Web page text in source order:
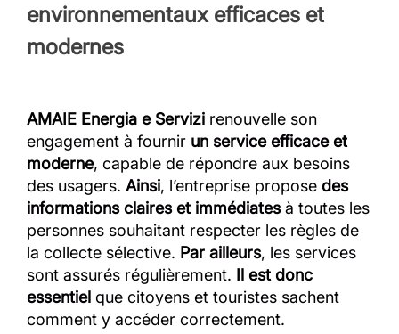
environnementaux efficaces et
modernes
AMAIE Energia e Servizi renouvelle son
engagement à fournir un service efficace et
moderne, capable de répondre aux besoins
des usagers. Ainsi, l’entreprise propose des
informations claires et immédiatesà toutes les
personnes souhaitant respecter les règles de
la collecte sélective. Par ailleurs, les services
sont assurés régulièrement. Il est donc
essentiel que citoyens et touristes sachent
comment y accéder correctement.